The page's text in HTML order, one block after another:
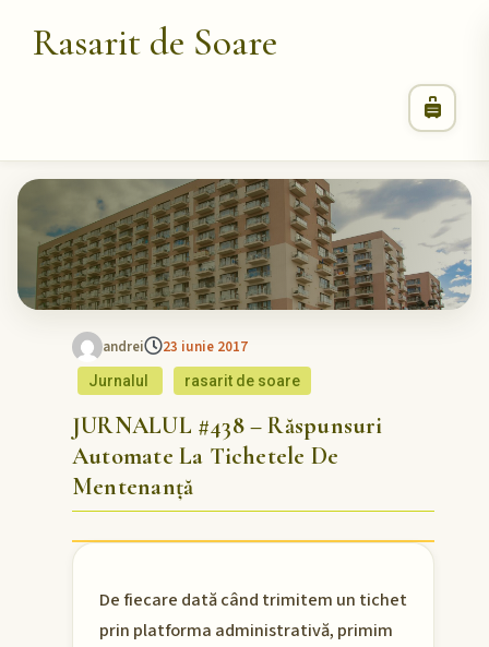
Rasarit de Soare
andrei 23 iunie 2017
Jurnalul rasarit de soare
JURNALUL #438 – Răspunsuri
Automate La Tichetele De
Mentenanță
De fiecare dată când trimitem un tichet
prin platforma administrativă, primim